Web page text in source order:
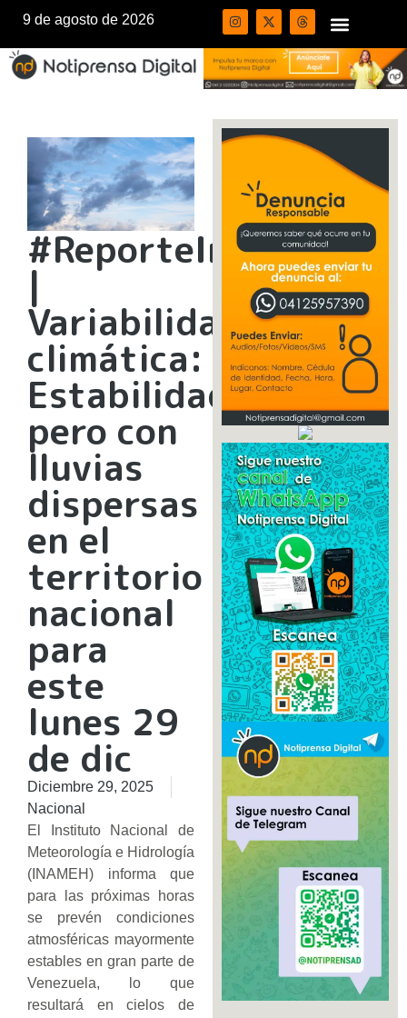
9 de agosto de 2026
#ReporteInameh
|
Variabilidad
climática:
Estabilidad
pero con
lluvias
dispersas
en el
territorio
nacional
para
este
lunes 29
de dic
Diciembre 29, 2025
Nacional
El Instituto Nacional de
Meteorología e Hidrología
(INAMEH) informa que
para las próximas horas
se prevén condiciones
atmosféricas mayormente
estables en gran parte de
Venezuela, lo que
resultará en cielos de